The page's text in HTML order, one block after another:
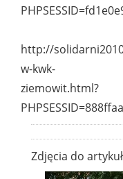
http://
w-kwk-
ziemowit.html?
Zdjęcia do